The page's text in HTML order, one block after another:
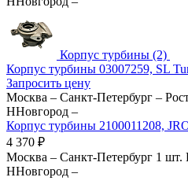
Корпус турбины (2)
Корпус турбины 03007259, SL
Запросить цену
Москва – Санкт-Петербург –
ННовгород –
Корпус турбины 2100011208,
4 370 ₽
Москва – Санкт-Петербург 1 шт.
ННовгород –